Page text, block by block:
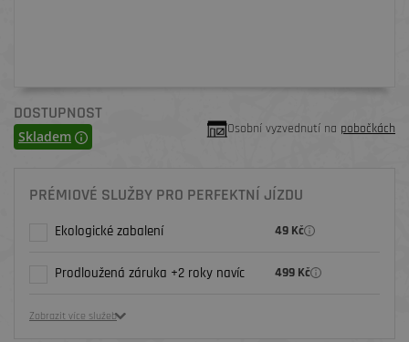
DOSTUPNOST
Skladem Osobní vyzvednutí na pobočkách
PRÉMIOVÉ SLUŽBY PRO PERFEKTNÍ JÍZDU
Ekologické zabalení 49 Kč
Prodloužená záruka +2 roky navíc 499 Kč
Zobrazit více služeb